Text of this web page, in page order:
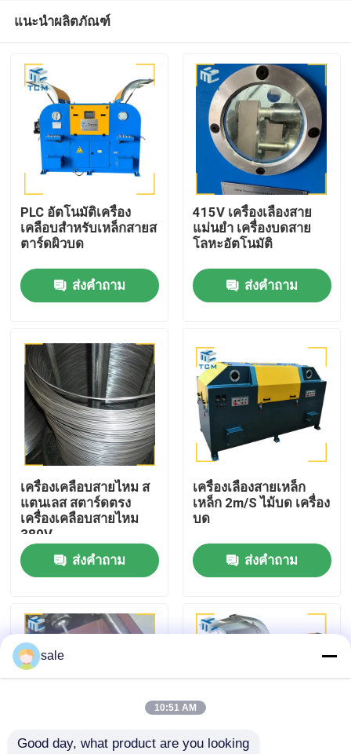
บ้าน
สินค้า
เกี่ยวกับเรา
ทัวร์โรงงาน
การควบคุมคุณภาพ
ติดต่อเรา
กรณี
เครื่องเคลือบถัง
แนะนำผลิตภัณฑ์
PLC อัตโนมัติเครื่อง
เคลือบสําหรับเหล็กสายส
ตาร์ดผิวบด
ส่งคำถาม
415V เครื่องเลืองสาย
แม่นยํา เครื่องบดสาย
โลหะอัตโนมัติ
ส่งคำถาม
เครื่องเคลือบสายไหม ส
แตนเลส สตาร์ดตรง
เครื่องเคลือบสายไหม
380V
ส่งคำถาม
เครื่องเลืองสายเหล็ก
เหล็ก 2m/S ไม้บด เครื่อง
บด
ส่งคำถาม
sale
10:51 AM
Good day, what product are you looking